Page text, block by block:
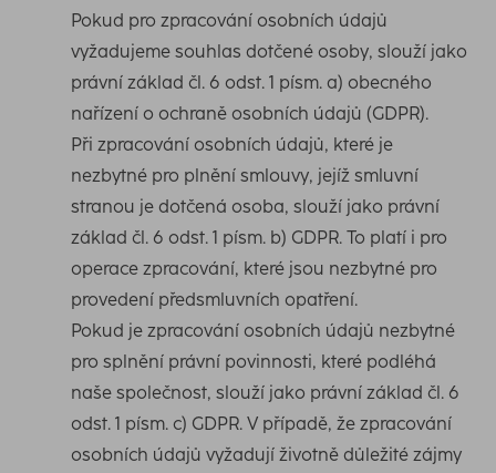
Pokud pro zpracování osobních údajů
vyžadujeme souhlas dotčené osoby, slouží jako
právní základ čl. 6 odst. 1 písm. a) obecného
nařízení o ochraně osobních údajů (GDPR).
Při zpracování osobních údajů, které je
nezbytné pro plnění smlouvy, jejíž smluvní
stranou je dotčená osoba, slouží jako právní
základ čl. 6 odst. 1 písm. b) GDPR. To platí i pro
operace zpracování, které jsou nezbytné pro
provedení předsmluvních opatření.
Pokud je zpracování osobních údajů nezbytné
pro splnění právní povinnosti, které podléhá
naše společnost, slouží jako právní základ čl. 6
odst. 1 písm. c) GDPR. V případě, že zpracování
osobních údajů vyžadují životně důležité zájmy